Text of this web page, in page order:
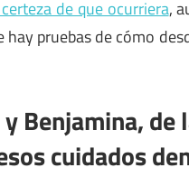
de que ocurriera,
hay pruebas de cómo
Benjamina, de
cuidados